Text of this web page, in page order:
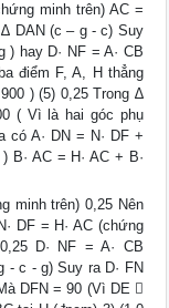
minh trên) AC =
DAN (c – g - c) Suy
hay D· NF = A· CB
điểm F, A, H thẳng
) (5) 0,25 Trong ∆
( Vì là hai góc phụ
có A· DN = N· DF +
B· AC = H· AC + B·
minh trên) 0,25 Nên
DF = H· AC (chứng
D· NF = A· CB
- c - g) Suy ra D· FN
DFN = 90 (Vì DE 